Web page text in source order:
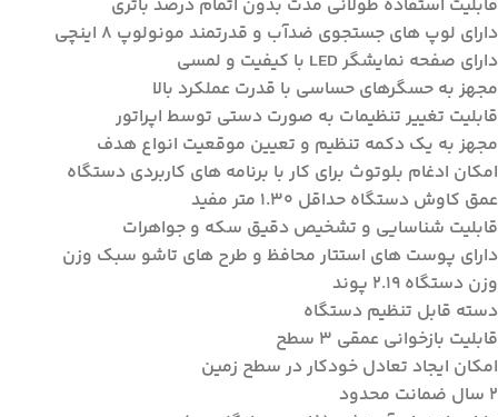
قابلیت استفاده طولانی مدت بدون اتمام درصد باتری
دارای لوپ های جستجوی ضدآب و قدرتمند مونولوپ ۸ اینچی
دارای صفحه نمایشگر LED با کیفیت و لمسی
مجهز به حسگرهای حساسی با قدرت عملکرد بالا
قابلیت تغییر تنظیمات به صورت دستی توسط اپراتور
مجهز به یک دکمه تنظیم و تعیین موقعیت انواع هدف
امکان ادغام بلوتوث برای کار با برنامه های کاربردی دستگاه
عمق کاوش دستگاه حداقل ۱.۳۰ متر مفید
قابلیت شناسایی و تشخیص دقیق سکه و جواهرات
دارای پوست های استتار محافظ و طرح های تاشو سبک وزن
وزن دستگاه ۲.۱۹ پوند
دسته قابل تنظیم دستگاه
قابلیت بازخوانی عمقی ۳ سطح
امکان ایجاد تعادل خودکار در سطح زمین
۲ سال ضمانت محدود